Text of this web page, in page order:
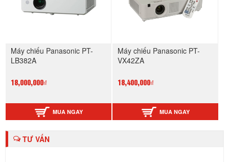
Máy chiếu Panasonic PT-
LB382A
18,000,000₫
MUA NGAY
Máy chiếu Panasonic PT-
VX42ZA
18,400,000₫
MUA NGAY
TƯ VẤN